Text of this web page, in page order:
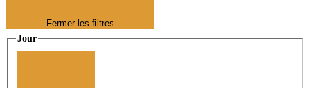
Fermer les filtres
Jour